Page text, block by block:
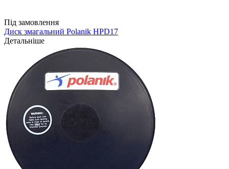
Під замовлення
Диск змагальний Polanik HPD17
Детальніше